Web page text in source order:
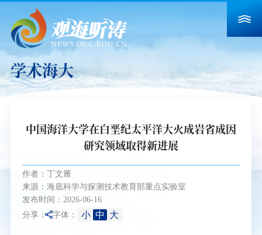
学术海大
中国海洋大学在白垩纪太平洋大火成岩省成因
研究领域取得新进展
作者：丁文雁
来源：海底科学与探测技术教育部重点实验室
发布时间：2026-06-16
分享： 字体： 小 中 大